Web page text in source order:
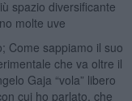
spazio diversificante
molte uve
Come sappiamo il suo
che va oltre il
Gaja “vola” libero
cui ho parlato, che